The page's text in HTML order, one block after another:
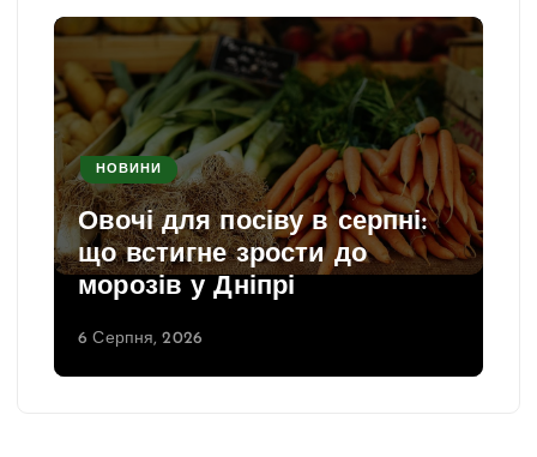
НОВИНИ
Овочі для посіву в серпні:
що встигне зрости до
морозів у Дніпрі
6 Серпня, 2026